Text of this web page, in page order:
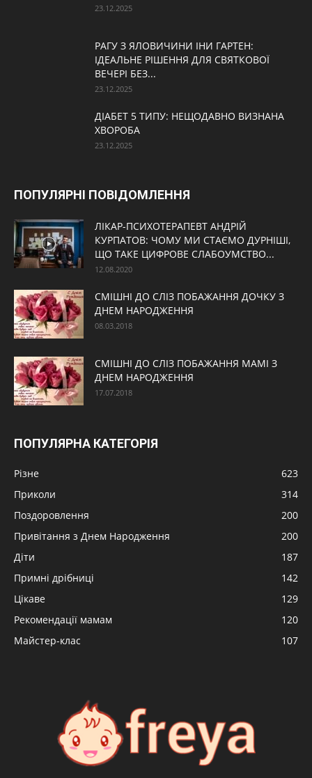
23.12.2025
РАГУ З ЯЛОВИЧИНИ ІНИ ГАРТЕН:
ІДЕАЛЬНЕ РІШЕННЯ ДЛЯ СВЯТКОВОЇ
ВЕЧЕРІ БЕЗ...
23.12.2025
ДІАБЕТ 5 ТИПУ: НЕЩОДАВНО ВИЗНАНА
ХВОРОБА
23.12.2025
ПОПУЛЯРНІ ПОВІДОМЛЕННЯ
ЛІКАР-ПСИХОТЕРАПЕВТ АНДРІЙ
КУРПАТОВ: ЧОМУ МИ СТАЄМО ДУРНІШІ,
ЩО ТАКЕ ЦИФРОВЕ СЛАБОУМСТВО...
12.08.2020
СМІШНІ ДО СЛІЗ ПОБАЖАННЯ ДОЧКУ З
ДНЕМ НАРОДЖЕННЯ
08.03.2018
СМІШНІ ДО СЛІЗ ПОБАЖАННЯ МАМІ З
ДНЕМ НАРОДЖЕННЯ
17.07.2018
ПОПУЛЯРНА КАТЕГОРІЯ
Різне
623
Приколи
314
Поздоровлення
200
Привітання з Днем Народження
200
Діти
187
Примні дрібниці
142
Цікаве
129
Рекомендації мамам
120
Майстер-клас
107